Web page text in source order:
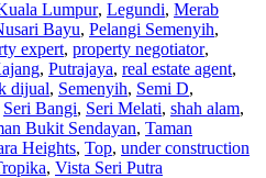
Lumpur, Legundi, Merab
Bayu, Pelangi Semenyih,
expert, property negotiator,
, Putrajaya, real estate agent,
dijual, Semenyih, Semi D,
Seri Bangi, Seri Melati, shah alam,
Bukit Sendayan, Taman
Heights, Top, under construction
, Vista Seri Putra